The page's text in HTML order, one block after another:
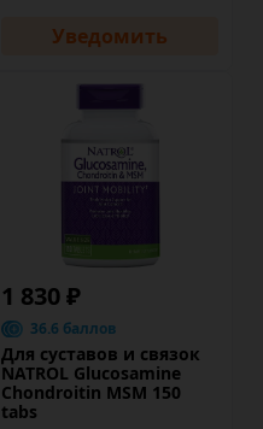
Уведомить
1 830 ₽
36.6 баллов
Для суставов и связок
NATROL Glucosamine
Chondroitin MSM 150
tabs